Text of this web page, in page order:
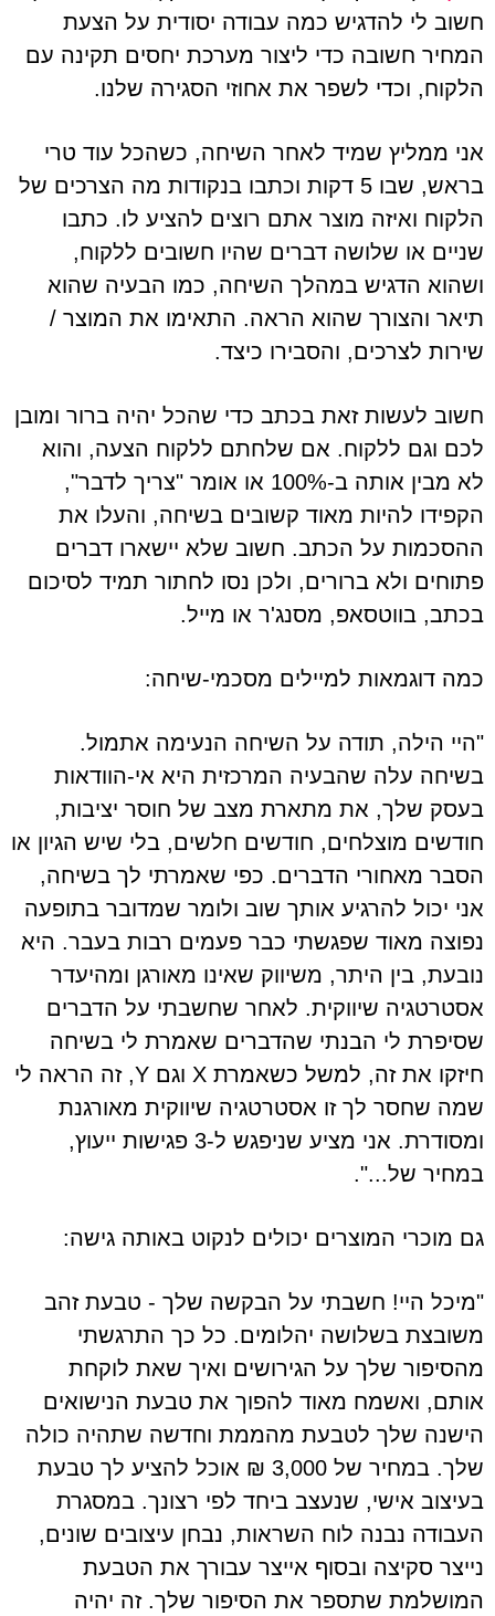
חשוב לי להדגיש כמה עבודה יסודית על הצעת
המחיר חשובה כדי ליצור מערכת יחסים תקינה עם
הלקוח, וכדי לשפר את אחוזי הסגירה שלנו.
אני ממליץ שמיד לאחר השיחה, כשהכל עוד טרי
בראש, שבו 5 דקות וכתבו בנקודות מה הצרכים של
הלקוח ואיזה מוצר אתם רוצים להציע לו. כתבו
שניים או שלושה דברים שהיו חשובים ללקוח,
ושהוא הדגיש במהלך השיחה, כמו הבעיה שהוא
תיאר והצורך שהוא הראה. התאימו את המוצר /
שירות לצרכים, והסבירו כיצד.
חשוב לעשות זאת בכתב כדי שהכל יהיה ברור ומובן
לכם וגם ללקוח. אם שלחתם ללקוח הצעה, והוא
לא מבין אותה ב-100% או אומר "צריך לדבר",
הקפידו להיות מאוד קשובים בשיחה, והעלו את
ההסכמות על הכתב. חשוב שלא יישארו דברים
פתוחים ולא ברורים, ולכן נסו לחתור תמיד לסיכום
בכתב, בווטסאפ, מסנג'ר או מייל.
כמה דוגמאות למיילים מסכמי-שיחה:
"היי הילה, תודה על השיחה הנעימה אתמול.
בשיחה עלה שהבעיה המרכזית היא אי-הוודאות
בעסק שלך, את מתארת מצב של חוסר יציבות,
חודשים מוצלחים, חודשים חלשים, בלי שיש הגיון או
הסבר מאחורי הדברים. כפי שאמרתי לך בשיחה,
אני יכול להרגיע אותך שוב ולומר שמדובר בתופעה
נפוצה מאוד שפגשתי כבר פעמים רבות בעבר. היא
נובעת, בין היתר, משיווק שאינו מאורגן ומהיעדר
אסטרטגיה שיווקית. לאחר שחשבתי על הדברים
שסיפרת לי הבנתי שהדברים שאמרת לי בשיחה
חיזקו את זה, למשל כשאמרת X וגם Y, זה הראה לי
שמה שחסר לך זו אסטרטגיה שיווקית מאורגנת
ומסודרת. אני מציע שניפגש ל-3 פגישות ייעוץ,
במחיר של...".
גם מוכרי המוצרים יכולים לנקוט באותה גישה:
"מיכל היי! חשבתי על הבקשה שלך - טבעת זהב
משובצת בשלושה יהלומים. כל כך התרגשתי
מהסיפור שלך על הגירושים ואיך שאת לוקחת
אותם, ואשמח מאוד להפוך את טבעת הנישואים
הישנה שלך לטבעת מהממת וחדשה שתהיה כולה
שלך. במחיר של 3,000 ₪ אוכל להציע לך טבעת
בעיצוב אישי, שנעצב ביחד לפי רצונך. במסגרת
העבודה נבנה לוח השראות, נבחן עיצובים שונים,
נייצר סקיצה ובסוף אייצר עבורך את הטבעת
המושלמת שתספר את הסיפור שלך. זה יהיה